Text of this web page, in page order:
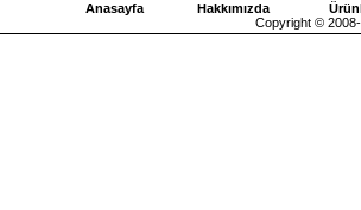
Anasayfa Hakkımızda
Copyright ©